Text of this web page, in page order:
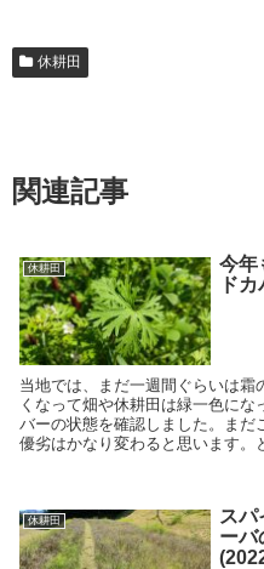
休耕田
関連記事
休耕田
今年
ド
当地では、まだ一週間ぐらいは
くなって畑や休耕田は緑一色に
バーの状態を確認しました。ま
優劣はかなり変わると思います。
休耕田
スパ
ーバ